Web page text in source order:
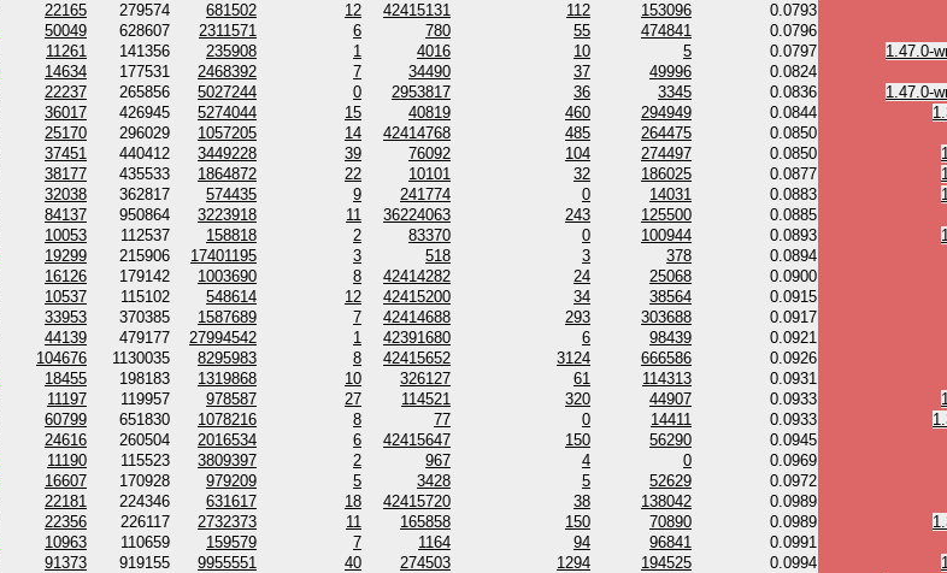
22165 279574 681502 12 42415131 112 153096
0.0793
50049 628607 2311571 6 780 55 474841
0.0796
11261 141356 235908 1 4016 10 5 0.0797
1.47.0-
14634 177531 2468392 7 34490 37 49996
0.0824
22237 265856 5027244 0 2953817 36 3345 0.0836
1.47.0-
36017 426945 5274044 15 40819 460 294949 0.0844
25170 296029 1057205 14 42414768 485 264475
0.0850
37451 440412 3449228 39 76092 104 274497 0.0850
38177 435533 1864872 22 10101 32 186025 0.0877
32038 362817 574435 9 241774 0 14031 0.0883
84137 950864 3223918 11 36224063 243 125500
0.0885
10053 112537 158818 2 83370 0 100944 0.0893
19299 215906 17401195 3 518 3 378
0.0894
16126 179142 1003690 8 42414282 24 25068
0.0900
10537 115102 548614 12 42415200 34 38564
0.0915
33953 370385 1587689 7 42414688 293 303688
0.0917
44139 479177 27994542 1 42391680 6 98439
0.0921
104676 1130035 8295983 8 42415652 3124 666586
0.0926
18455 198183 1319868 10 326127 61 114313
0.0931
11197 119957 978587 27 114521 320 44907 0.0933
60799 651830 1078216 8 77 0 14411 0.0933
24616 260504 2016534 6 42415647 150 56290
0.0945
11190 115523 3809397 2 967 4 0
0.0969
16607 170928 979209 5 3428 5 52629
0.0972
22181 224346 631617 18 42415720 38 138042
0.0989
22356 226117 2732373 11 165858 150 70890 0.0989
10963 110659 159579 7 1164 94 96841
0.0991
91373 919155 9955551 40 274503 1294 194525 0.0994